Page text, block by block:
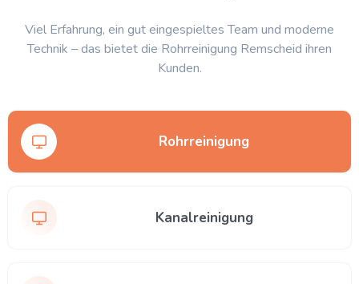
Viel Erfahrung, ein gut eingespieltes Team und moderne
Technik – das bietet die Rohrreinigung Remscheid ihren
Kunden.
Rohrreinigung
Kanalreinigung